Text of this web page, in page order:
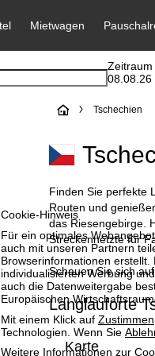
Cookie-Hinweis
Für ein optimales
auch mit unseren Partnern
Browserinformationen
individualisierten Werbung
auch die Datenweitergabe
Europäischen
Mit einem Klick auf Zustimmen
Technologien. Wenn Sie
Weitere Informationen zur
Zeitraum
08.08.26
S
t
r
t
s
e
i
Tschechien
Finden Sie perfekte
Routen und
das Riesengebirge.
Streckennetzte für
Schauen Sie sich
Langlauforte
Karte